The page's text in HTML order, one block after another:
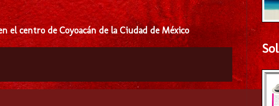
el centro de Coyoacán de la Ciudad de México